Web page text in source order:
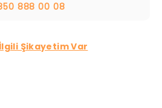
888 00 08
Şikayetim Var